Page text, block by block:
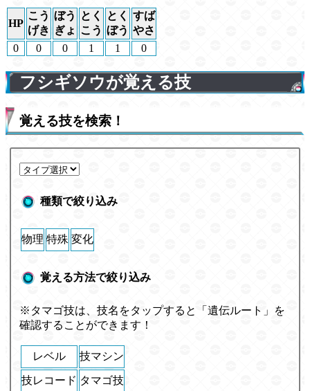
HP
こう
げき
ぼう
ぎょ
とく
こう
とく
ぼう
すば
やさ
0
0 0 1 1 0
フシギソウが覚える技
覚える技を検索！
種類で絞り込み
物理 特殊 変化
覚える方法で絞り込み
※タマゴ技は、技名をタップすると「遺伝ルート」を
確認することができます！
レベル 技マシン
技レコード タマゴ技